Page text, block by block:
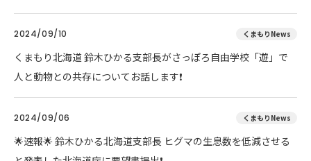
2024/09/10 くまもりNews
くまもり北海道 鈴木ひかる支部長がさっぽろ自由学校「遊」で
人と動物との共存についてお話します❗
2024/09/06 くまもりNews
🌟速報🌟 鈴木ひかる北海道支部長 ヒグマの生息数を低減させる